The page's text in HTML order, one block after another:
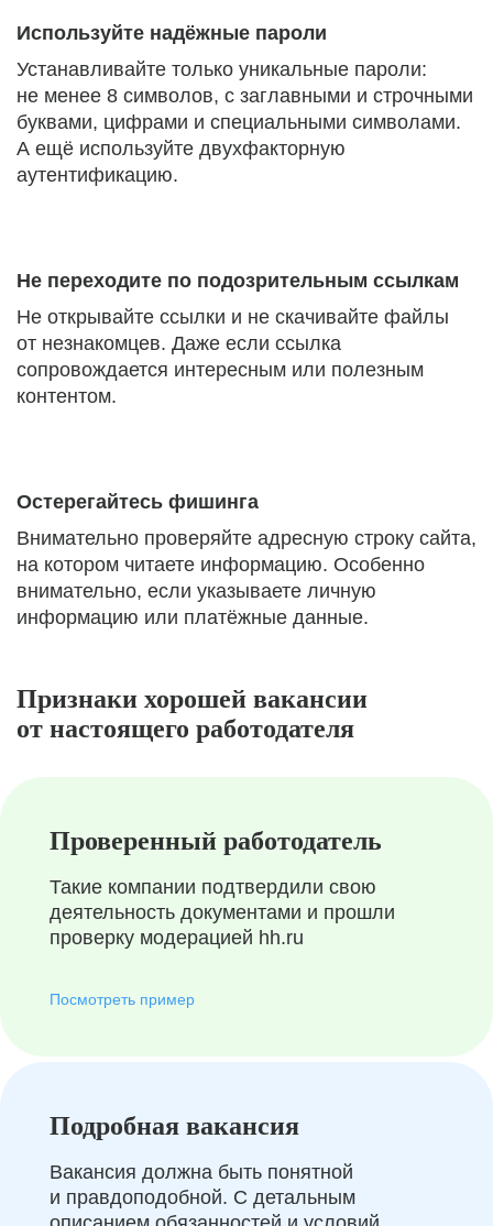
Используйте надёжные пароли
Устанавливайте только уникальные пароли:
не менее 8 символов, с заглавными и строчными
буквами, цифрами и специальными символами.
А ещё используйте двухфакторную
аутентификацию.
Не переходите по подозрительным ссылкам
Не открывайте ссылки и не скачивайте файлы
от незнакомцев. Даже если ссылка
сопровождается интересным или полезным
контентом.
Остерегайтесь фишинга
Внимательно проверяйте адресную строку сайта,
на котором читаете информацию. Особенно
внимательно, если указываете личную
информацию или платёжные данные.
Признаки хорошей вакансии
от настоящего работодателя
Проверенный работодатель
Такие компании подтвердили свою
деятельность документами и прошли
проверку модерацией hh.ru
Посмотреть пример
Подробная вакансия
Вакансия должна быть понятной
и правдоподобной. С детальным